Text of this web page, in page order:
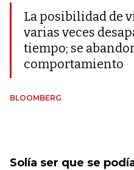
La posibilidad de
varias veces
tiempo; se
comportamiento
BLOOMBERG
Solía ​​ser que se